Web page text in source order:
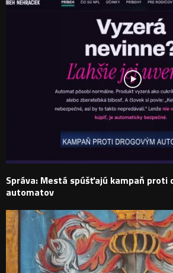
Správa: Mestá spúšťajú kampaň proti
automatov